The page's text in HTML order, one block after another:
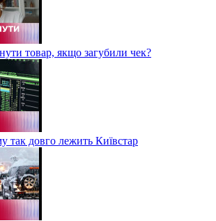
товар, якщо загубили чек?
довго лежить Київстар